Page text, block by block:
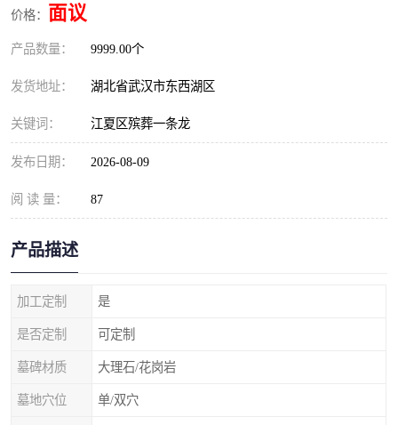
价格： 面议
产品数量： 9999.00个
发货地址： 湖北省武汉市东西湖区
关键词： 江夏区殡葬一条龙
发布日期： 2026-08-09
阅 读 量： 87
产品描述
加工定制 是
是否定制 可定制
墓碑材质 大理石/花岗岩
墓地穴位 单/双穴